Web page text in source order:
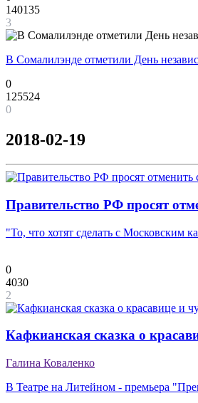
140135
3
В Сомалилэнде отметили День
0
125524
0
2018-02-19
Правительство РФ просят
"То, что хотят сделать с Московским
0
4030
2
Кафкианская сказка о
Галина Коваленко
В Театре на Литейном - премьера